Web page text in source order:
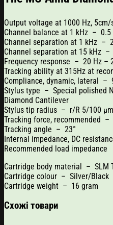
Output voltage at 1000 Hz,
Channel balance at 1 kHz – 0.5
Channel separation at 1 kHz –
Channel separation at 15 kHz –
Frequency response – 20 Hz –
Tracking ability at 315Hz at
Compliance, dynamic, lateral –
Stylus type – Special polished
Diamond Cantilever
Stylus tip radius – r/R 5/100 µm
Tracking force, recommended –
Tracking angle – 23°
Internal impedance, DC
Recommended load
Cartridge body material – SLM
Cartridge colour – Silver/Black
Cartridge weight – 16 gram
Схожі товари